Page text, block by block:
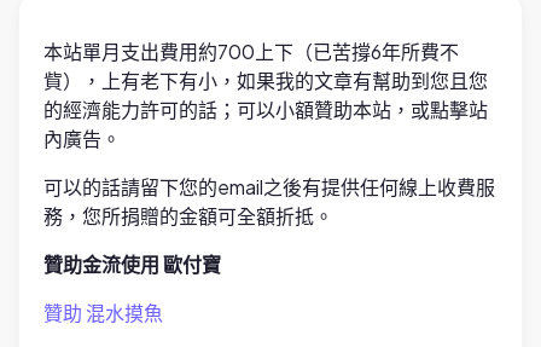
本站單月支出費用約700上下（已苦撐6年所費不
貲），上有老下有小，如果我的文章有幫助到您且您
的經濟能力許可的話；可以小額贊助本站，或點擊站
內廣告。
可以的話請留下您的email之後有提供任何線上收費服
務，您所捐贈的金額可全額折抵。
贊助金流使用 歐付寶
贊助 混水摸魚